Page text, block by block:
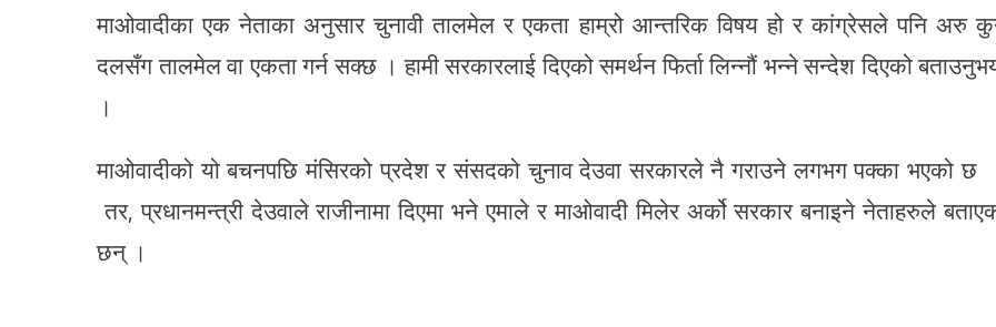
माओवादीका एक नेताका अनुसार चुनावी तालमेल र एकता हाम्रो आन्तरिक विषय हो र कांग्रेसले पनि अरु
दलसँग तालमेल वा एकता गर्न सक्छ । हामी सरकारलाई दिएको समर्थन फिर्ता लिन्नौं भन्ने सन्देश दिएको
।
माओवादीको यो बचनपछि मंसिरको प्रदेश र संसदको चुनाव देउवा सरकारले नै गराउने लगभग पक्का भएको छ
तर, प्रधानमन्त्री देउवाले राजीनामा दिएमा भने एमाले र माओवादी मिलेर अर्को सरकार बनाइने नेताहरुले
छन् ।